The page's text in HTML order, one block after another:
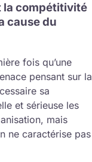
la compétitivité
cause du
fois qu’une
pensant sur la
sa
et sérieuse les
mais
ne caractérise pas